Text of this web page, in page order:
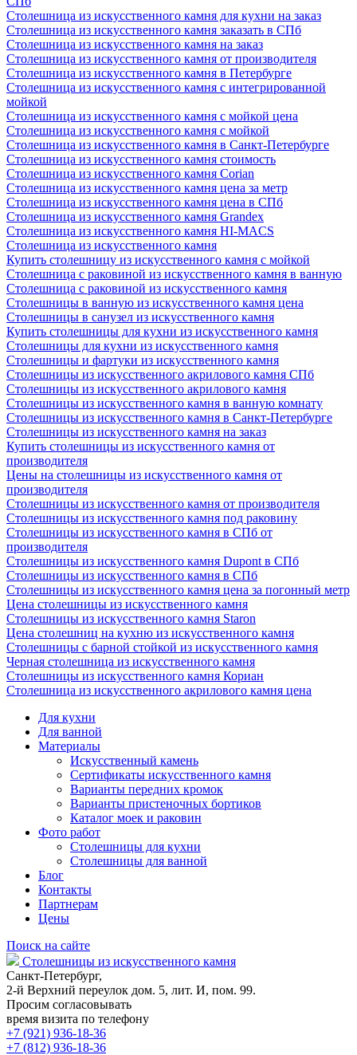
Столешница из искусственного камня для кухни на заказ
Столешница из искусственного камня заказать в СПб
Столешница из искусственного камня на заказ
Столешница из искусственного камня от производителя
Столешница из искусственного камня в Петербурге
Столешница из искусственного камня с интегрированной
мойкой
Столешница из искусственного камня с мойкой цена
Столешница из искусственного камня с мойкой
Столешница из искусственного камня в Санкт-Петербурге
Столешница из искусственного камня стоимость
Столешница из искусственного камня Сorian
Столешница из искусственного камня цена за метр
Столешница из искусственного камня цена в СПб
Столешница из искусственного камня Grandex
Столешница из искусственного камня HI-MACS
Столешница из искусственного камня
Купить столешницу из искусственного камня с мойкой
Столешница с раковиной из искусственного камня в ванную
Столешница с раковиной из искусственного камня
Столешницы в ванную из искусственного камня цена
Столешницы в санузел из искусственного камня
Купить столешницы для кухни из искусственного камня
Столешницы для кухни из искусственного камня
Столешницы и фартуки из искусственного камня
Столешницы из искусственного акрилового камня СПб
Столешницы из искусственного акрилового камня
Столешницы из искусственного камня в ванную комнату
Столешницы из искусственного камня в Санкт-Петербурге
Столешницы из искусственного камня на заказ
Купить столешницы из искусственного камня от
производителя
Цены на столешницы из искусственного камня от
производителя
Столешницы из искусственного камня от производителя
Столешницы из искусственного камня под раковину
Столешницы из искусственного камня в СПб от
производителя
Столешницы из искусственного камня Dupont в СПб
Столешницы из искусственного камня в СПб
Столешницы из искусственного камня цена за погонный метр
Цена столешницы из искусственного камня
Столешницы из искусственного камня Staron
Цена столешниц на кухню из искусственного камня
Столешницы с барной стойкой из искусственного камня
Черная столешница из искусственного камня
Столешницы из искусственного камня Кориан
Столешница из искусственного акрилового камня цена
Для кухни
Для ванной
Материалы
Искусственный камень
Сертификаты искусственного камня
Варианты передних кромок
Варианты пристеночных бортиков
Каталог моек и раковин
Фото работ
Столешницы для кухни
Столешницы для ванной
Блог
Контакты
Партнерам
Цены
Поиск на сайте
Столешницы из искусственного камня
Санкт-Петербург,
2-й Верхний переулок дом. 5, лит. И, пом. 99.
Просим согласовывать
время визита по телефону
+7 (921) 936-18-36
+7 (812) 936-18-36